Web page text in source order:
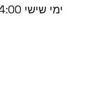
ימי שישי 06:00-14:00